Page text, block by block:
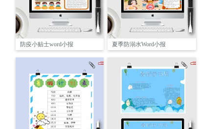
防疫小贴士word小报 夏季防溺水Word小报